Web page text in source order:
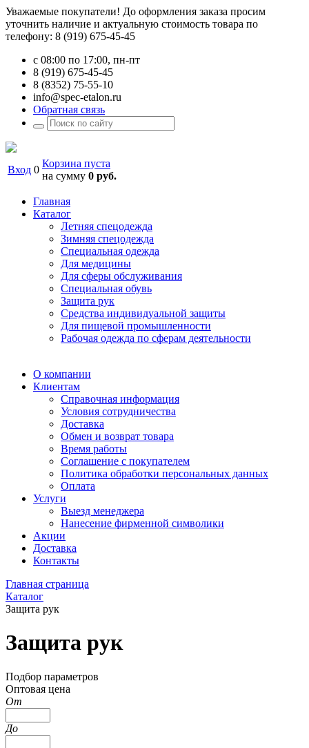
Уважаемые покупатели! До оформления заказа просим
уточнить наличие и актуальную стоимость товара по
телефону: 8 (919) 675-45-45
с 08:00 по 17:00, пн-пт
8 (919) 675-45-45
8 (8352) 75-55-10
info@spec-etalon.ru
Обратная связь
Вход 0
Корзина пуста
на сумму 0 руб.
Главная
Каталог
Летняя спецодежда
Зимняя спецодежда
Специальная одежда
Для медицины
Для сферы обслуживания
Специальная обувь
Защита рук
Средства индивидуальной защиты
Для пищевой промышленности
Рабочая одежда по сферам деятельности
О компании
Клиентам
Справочная информация
Условия сотрудничества
Доставка
Обмен и возврат товара
Время работы
Соглашение с покупателем
Политика обработки персональных данных
Оплата
Услуги
Выезд менеджера
Нанесение фирменной символики
Акции
Доставка
Контакты
Главная страница
Каталог
Защита рук
Защита рук
Подбор параметров
Оптовая цена
От
До